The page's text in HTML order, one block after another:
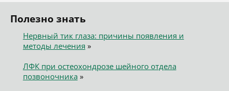
Полезно знать
Нервный тик глаза: причины появления и
методы лечения »
ЛФК при остеохондрозе шейного отдела
позвоночника»